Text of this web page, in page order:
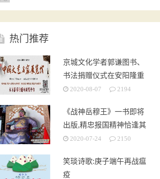
热门推荐
京城文化学者郭谦图书、
书法捐赠仪式在安阳隆重
举行2020-08-07 2194
《战神岳穆王》一书即将
出版,精忠报国精神恰逢其
时2020-07-24 2150
笑琰诗歌:庚子端午再战瘟
疫